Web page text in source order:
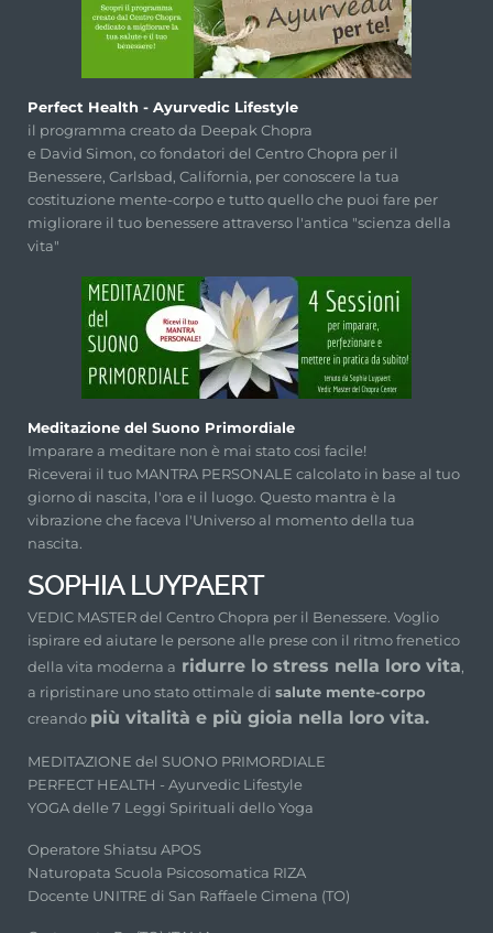
Perfect Health - Ayurvedic Lifestyle
il programma creato da Deepak Chopra
e David Simon, co fondatori del Centro Chopra per il
Benessere, Carlsbad, California, per conoscere la tua
costituzione mente-corpo e tutto quello che puoi fare per
migliorare il tuo benessere attraverso l'antica "scienza della
vita"
Meditazione del Suono Primordiale
Imparare a meditare non è mai stato cosi facile!
Riceverai il tuo MANTRA PERSONALE calcolato in base al tuo
giorno di nascita, l'ora e il luogo. Questo mantra è la
vibrazione che faceva l'Universo al momento della tua
nascita.
SOPHIA LUYPAERT
VEDIC MASTER del Centro Chopra per il Benessere. Voglio
ispirare ed aiutare le persone alle prese con il ritmo frenetico
della vita moderna a ridurre lo stress nella loro vita,
a ripristinare uno stato ottimale di salute mente-corpo
creando più vitalità e più gioia nella loro vita.
MEDITAZIONE del SUONO PRIMORDIALE
PERFECT HEALTH - Ayurvedic Lifestyle
YOGA delle 7 Leggi Spirituali dello Yoga
Operatore Shiatsu APOS
Naturopata Scuola Psicosomatica RIZA
Docente UNITRE di San Raffaele Cimena (TO)